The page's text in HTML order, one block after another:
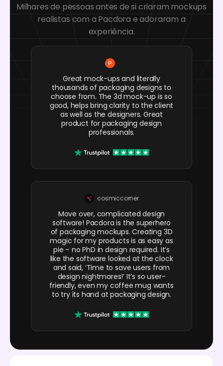
Milhares de pessoas antes de si criaram mockups
realistas com a Pacdora e adoraram a
experiência.
Great mock-ups and literally
thousands of packaging designs to
choose from. The 3d mock-up is so
good, helps bring clarity to the client
as well as the designers. Great
product for packaging design
professionals.
cosmiccorner
Move over, complicated design
software! Pacdora is the superhero
of packaging mockups. Creating 3D
magic for my products is as easy as
pie – no PhD in design required. It’s
like the software looked at the clock
and said, ‘Time to save users from
design nightmares!’ It’s so user-
friendly, even my coffee mug wants
to try its hand at packaging design.